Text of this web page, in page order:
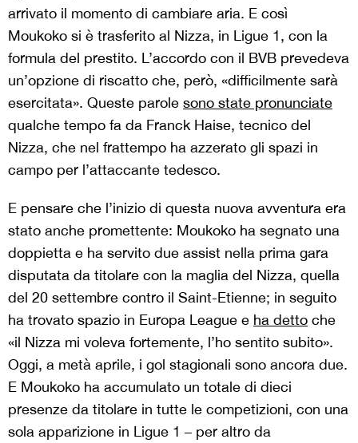
arrivato il momento di cambiare aria. E così
Moukoko si è trasferito al Nizza, in Ligue 1, con la
formula del prestito. L’accordo con il BVB prevedeva
un’opzione di riscatto che, però, «difficilmente sarà
esercitata». Queste parole sono state pronunciate
qualche tempo fa da Franck Haise, tecnico del
Nizza, che nel frattempo ha azzerato gli spazi in
campo per l’attaccante tedesco.
E pensare che l’inizio di questa nuova avventura era
stato anche promettente: Moukoko ha segnato una
doppietta e ha servito due assist nella prima gara
disputata da titolare con la maglia del Nizza, quella
del 20 settembre contro il Saint-Etienne; in seguito
ha trovato spazio in Europa League e ha detto che
«il Nizza mi voleva fortemente, l’ho sentito subito».
Oggi, a metà aprile, i gol stagionali sono ancora due.
E Moukoko ha accumulato un totale di dieci
presenze da titolare in tutte le competizioni, con una
sola apparizione in Ligue 1 – per altro da